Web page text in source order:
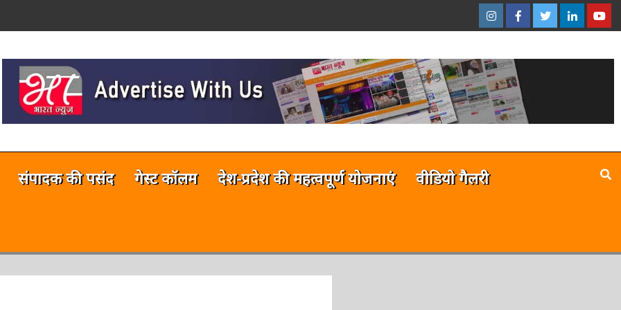
इंस्टाग्राम
ऑनलाईन
भारत
न्यूज़
फेसबुक
ऑनलाईन
भारत
न्यूज़
ट्विटर
ऑनलाईन
ऑनलाईन
न्यूज़
यू-
–
संपादक की पसंद गेस्ट कॉलम देश-प्रदेश की महत्वपूर्ण योजनाएं वीडियो गैलरी
ऑनलाईन भारत न्यूज़ अभी टेस्टिंग फेज में है